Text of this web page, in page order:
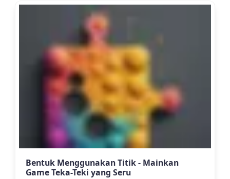
Bentuk Menggunakan Titik - Mainkan
Game Teka-Teki yang Seru